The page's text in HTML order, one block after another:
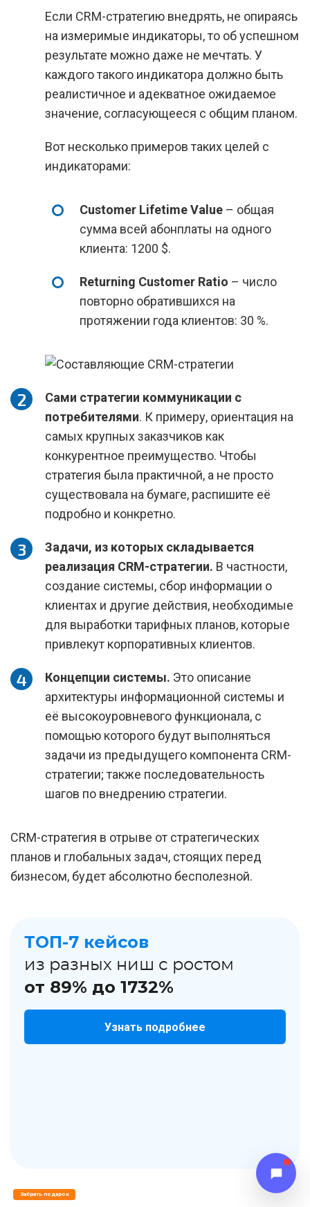
Если CRM-стратегию внедрять, не опираясь
на измеримые индикаторы, то об успешном
результате можно даже не мечтать. У
каждого такого индикатора должно быть
реалистичное и адекватное ожидаемое
значение, согласующееся с общим планом.
Вот несколько примеров таких целей с
индикаторами:
Customer Lifetime Value – общая
сумма всей абонплаты на одного
клиента: 1200 $.
Returning Customer Ratio – число
повторно обратившихся на
протяжении года клиентов: 30 %.
Сами стратегии коммуникации с
потребителями. К примеру, ориентация на
самых крупных заказчиков как
конкурентное преимущество. Чтобы
стратегия была практичной, а не просто
существовала на бумаге, распишите её
подробно и конкретно.
Задачи, из которых складывается
реализация CRM-стратегии. В частности,
создание системы, сбор информации о
клиентах и другие действия, необходимые
для выработки тарифных планов, которые
привлекут корпоративных клиентов.
Концепции системы. Это описание
архитектуры информационной системы и
её высокоуровневого функционала, с
помощью которого будут выполняться
задачи из предыдущего компонента CRM-
стратегии; также последовательность
шагов по внедрению стратегии.
CRM-стратегия в отрыве от стратегических
планов и глобальных задач, стоящих перед
бизнесом, будет абсолютно бесполезной.
ТОП-7 кейсов
из разных ниш с ростом
от 89% до 1732%
Узнать подробнее
Забрать подарок